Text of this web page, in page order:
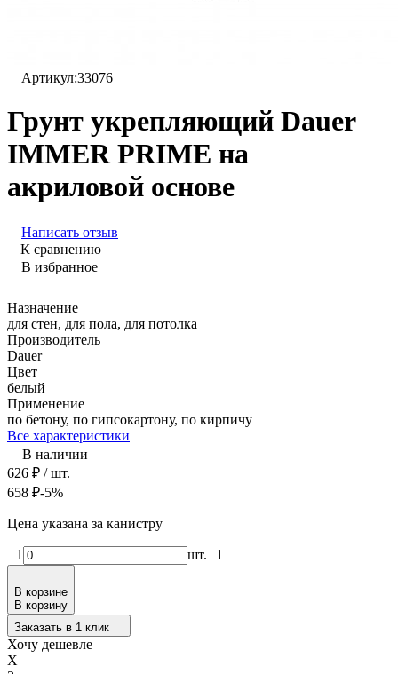
Артикул:33076
Грунт укрепляющий Dauer
IMMER PRIME на
акриловой основе
Написать отзыв
К сравнению
В избранное
Назначение
для стен, для пола, для потолка
Производитель
Dauer
Цвет
белый
Применение
по бетону, по гипсокартону, по кирпичу
Все характеристики
В наличии
626 ₽ / шт.
658 ₽-5%
Цена указана за канистру
1 шт. 1
В корзине
В корзину
Заказать в 1 клик
Хочу дешевле
X